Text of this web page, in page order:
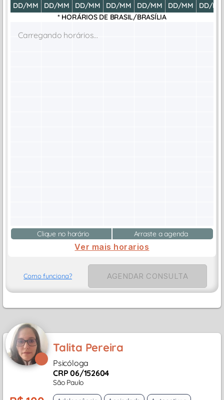
DD/MM
DD/MM
DD/MM
DD/MM
DD/MM
DD/MM
DD/MM
* HORÁRIOS DE BRASIL/BRASÍLIA
Carregando horários...
Clique no horário Arraste a agenda
Ver mais horarios
Como funciona? AGENDAR CONSULTA
Talita Pereira
Psicóloga
CRP 06/152604
São Paulo